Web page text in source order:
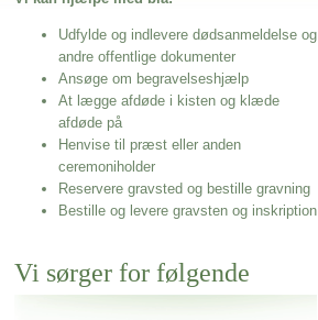
Udfylde og indlevere dødsanmeldelse og
andre offentlige dokumenter
Ansøge om begravelseshjælp
At lægge afdøde i kisten og klæde
afdøde på
Henvise til præst eller anden
ceremoniholder
Reservere gravsted og bestille gravning
Bestille og levere gravsten og inskription
Vi sørger for følgende